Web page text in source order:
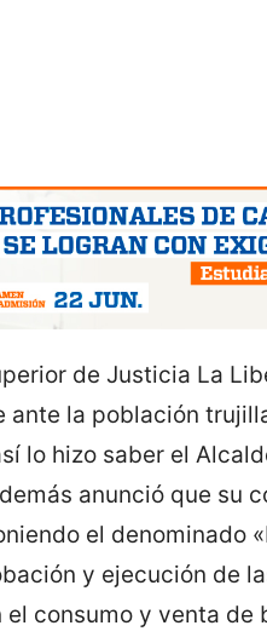
de Justicia La
la población
lo hizo saber el
anunció que su
el denominado
y ejecución de
consumo y venta de